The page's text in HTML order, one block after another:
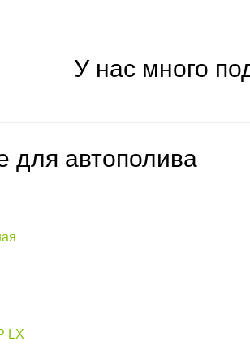
У нас много
для автополива